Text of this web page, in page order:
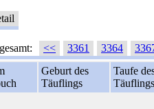
<< 3361 3364
Geburt des
Täuflings
Taufe
Täuflings